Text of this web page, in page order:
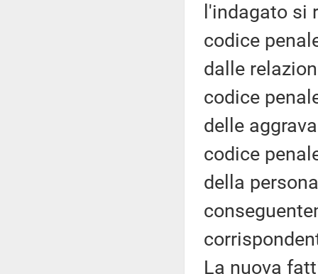
l'indagato si
codice
dalle
codice
delle
codice
della
La nuova